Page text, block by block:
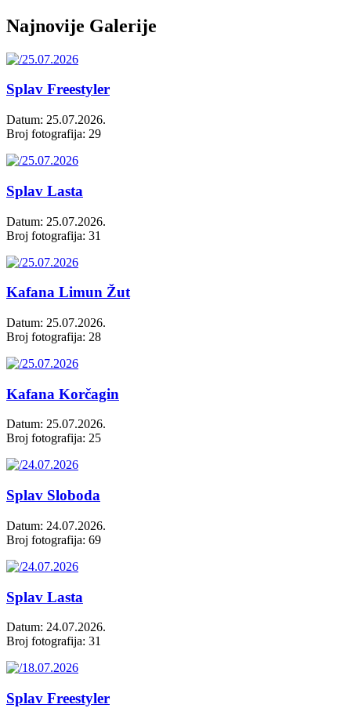
Najnovije Galerije
Splav Freestyler
Datum: 25.07.2026.
Broj fotografija: 29
Splav Lasta
Datum: 25.07.2026.
Broj fotografija: 31
Kafana Limun Žut
Datum: 25.07.2026.
Broj fotografija: 28
Kafana Korčagin
Datum: 25.07.2026.
Broj fotografija: 25
Splav Sloboda
Datum: 24.07.2026.
Broj fotografija: 69
Splav Lasta
Datum: 24.07.2026.
Broj fotografija: 31
Splav Freestyler